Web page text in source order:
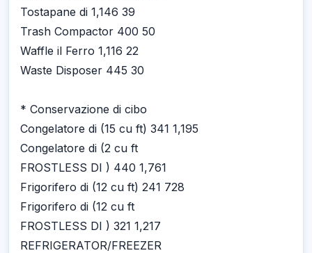
Tostapane di 1,146 39
Trash Compactor 400 50
Waffle il Ferro 1,116 22
Waste Disposer 445 30
* Conservazione di cibo
Congelatore di (15 cu ft) 341 1,195
Congelatore di (2 cu ft
FROSTLESS DI ) 440 1,761
Frigorifero di (12 cu ft) 241 728
Frigorifero di (12 cu ft
FROSTLESS DI ) 321 1,217
REFRIGERATOR/FREEZER